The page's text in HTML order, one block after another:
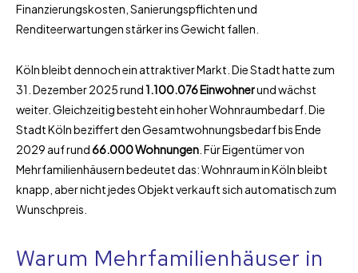
Finanzierungskosten, Sanierungspflichten und
Renditeerwartungen stärker ins Gewicht fallen.
Köln bleibt dennoch ein attraktiver Markt. Die Stadt hatte zum
31. Dezember 2025 rund1.100.076 Einwohnerund wächst
weiter. Gleichzeitig besteht ein hoher Wohnraumbedarf. Die
Stadt Köln beziffert den Gesamtwohnungsbedarf bis Ende
2029 auf rund66.000 Wohnungen . Für Eigentümer von
Mehrfamilienhäusern bedeutet das: Wohnraum in Köln bleibt
knapp, aber nicht jedes Objekt verkauft sich automatisch zum
Wunschpreis.
Warum Mehrfamilienhäuser in